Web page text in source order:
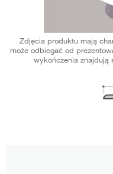
Zdjęcia produktu mają
może odbiegać od
wykończenia